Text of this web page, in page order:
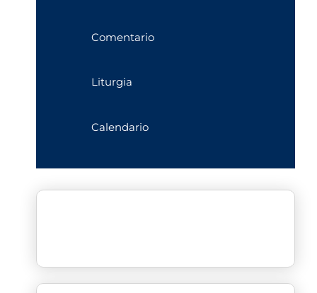
Comentario
Liturgia
Calendario